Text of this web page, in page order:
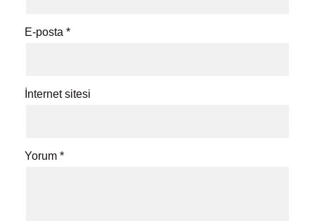
E-posta *
İnternet sitesi
Yorum *